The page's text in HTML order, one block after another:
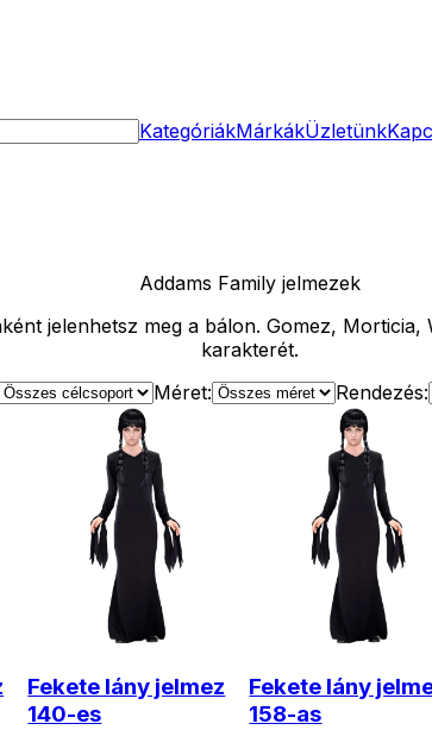
KategóriákMárkákÜzletünk
Addams Familyjelmezek
jelenhetsz meg a bálon. Gomez,
karakterét.
Méret: Rendezés:
Fekete lány jelmez
140-es
Fekete lány
158-as